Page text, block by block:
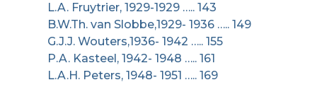
L.A. Fruytrier, 1929-1929 ….. 143
B.W.Th. van Slobbe,1929- 1936 ….. 149
G.J.J. Wouters,1936- 1942 ….. 155
P.A. Kasteel, 1942- 1948 ….. 161
L.A.H. Peters, 1948- 1951 ….. 169